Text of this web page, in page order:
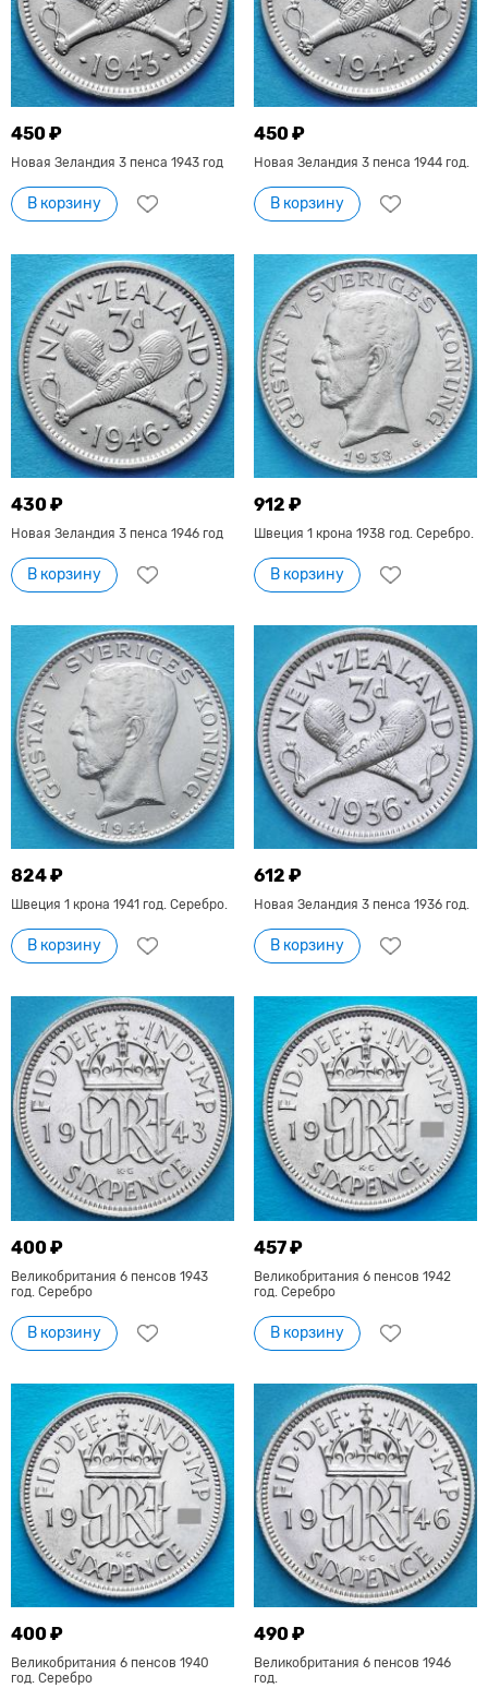
450 ₽
Новая Зеландия 3 пенса 1943 год
В корзину
450 ₽
Новая Зеландия 3 пенса 1944 год.
В корзину
430 ₽
Новая Зеландия 3 пенса 1946 год
В корзину
912 ₽
Швеция 1 крона 1938 год. Серебро.
В корзину
824 ₽
Швеция 1 крона 1941 год. Серебро.
В корзину
612 ₽
Новая Зеландия 3 пенса 1936 год.
В корзину
400 ₽
Великобритания 6 пенсов 1943
год. Серебро
В корзину
457 ₽
Великобритания 6 пенсов 1942
год. Серебро
В корзину
400 ₽
Великобритания 6 пенсов 1940
год. Серебро
490 ₽
Великобритания 6 пенсов 1946
год.